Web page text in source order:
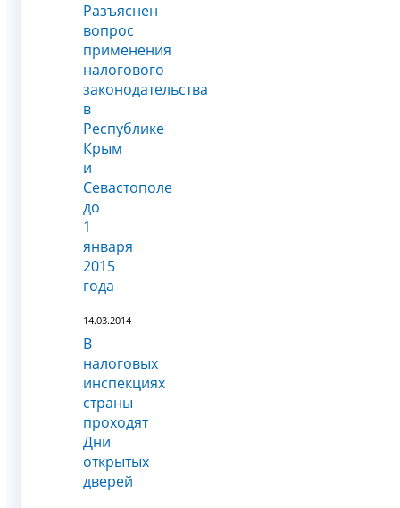
Разъяснен
вопрос
применения
налогового
законодательства
в
Республике
Крым
и
Севастополе
до
1
января
2015
года
14.03.2014
В
налоговых
инспекциях
страны
проходят
Дни
открытых
дверей